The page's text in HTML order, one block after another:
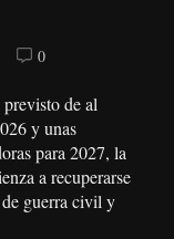
0
de al
y unas
para 2027, la
a recuperarse
de guerra civil y